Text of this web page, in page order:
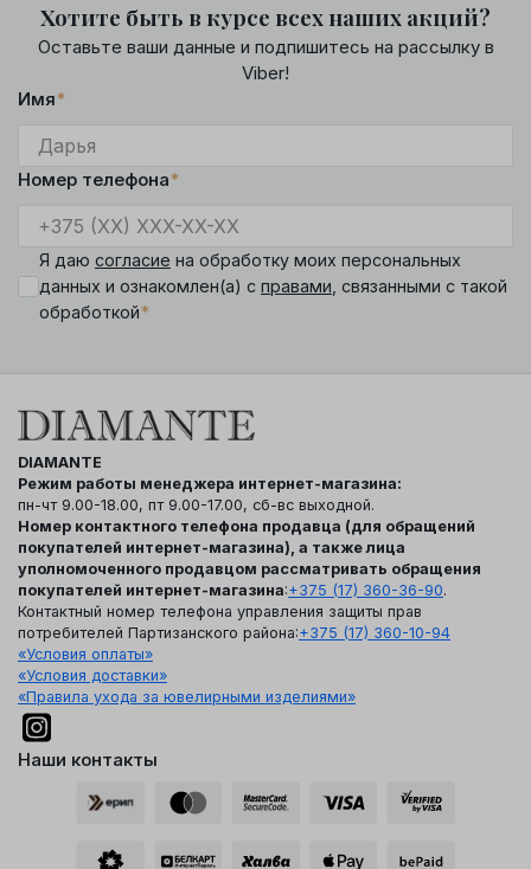
Хотите быть в курсе всех наших акций?
Оставьте ваши данные и подпишитесь на рассылку в
Viber!
Имя*
Номер телефона*
Я даю согласие на обработку моих персональных
данных и ознакомлен(а) с правами , связанными с такой
обработкой*
DIAMANTE
Режим работы менеджера интернет-магазина:
пн-чт 9.00-18.00, пт 9.00-17.00, сб-вс выходной.
Номер контактного телефона продавца (для обращений
покупателей интернет-магазина), а также лица
уполномоченного продавцом рассматривать обращения
покупателей интернет-магазина:+375 (17) 360-36-90.
Контактный номер телефона управления защиты прав
потребителей Партизанского района:+375 (17) 360-10-94
«Условия оплаты»
«Условия доставки»
«Правила ухода за ювелирными изделиями»
Наши контакты